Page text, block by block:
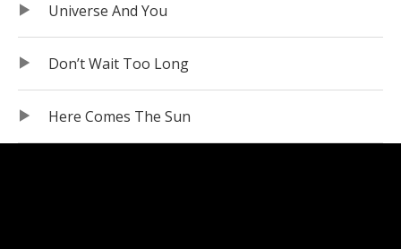
Universe And You
Don’t Wait Too Long
Here Comes The Sun